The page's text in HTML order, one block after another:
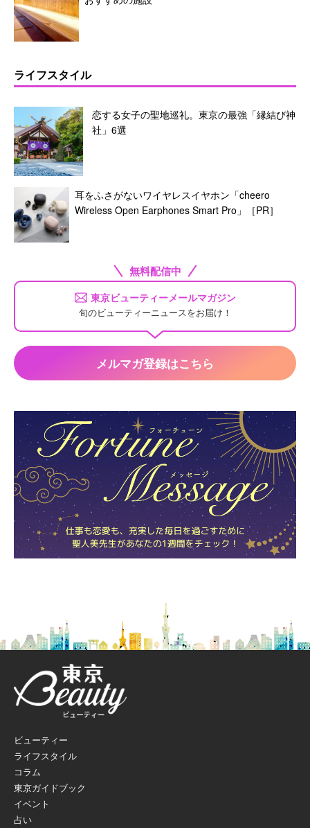
ライフスタイル
恋する女子の聖地巡礼。東京の最強「縁結び神
社」6選
耳をふさがないワイヤレスイヤホン「cheero
Wireless Open Earphones Smart Pro」［PR］
無料配信中
東京ビューティーメールマガジン
旬のビューティーニュースをお届け！
メルマガ登録はこちら
ビューティー
ライフスタイル
コラム
東京ガイドブック
イベント
占い